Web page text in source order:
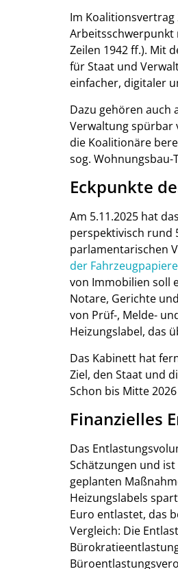
Im Koalitionsvertrag
Arbeitsschwerpunkt
Zeilen 1942 ff.). Mit
für Staat und
einfacher, digitaler
Dazu gehören auch
Verwaltung spürbar
die Koalitionäre
sog.
Eckpunkte
Am 5.11.2025 hat
perspektivisch rund
parlamentarischen
der Fahrzeugpapiere
von Immobilien soll
Notare, Gerichte
von Prüf-, Melde-
Heizungslabel, das
Das Kabinett hat
Ziel, den Staat und
Schon bis Mitte
Finanzielles
Das
Schätzungen und
geplanten
Heizungslabels
Euro entlastet, das
Vergleich: Die